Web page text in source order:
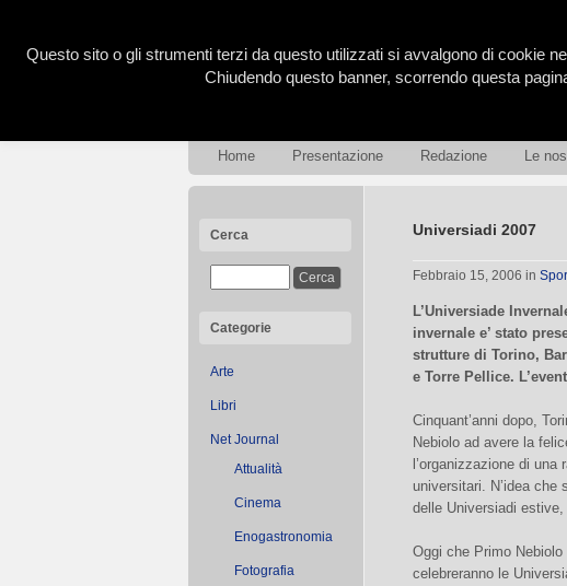
Home Presentazione Redazione Le
Cerca
Categorie
Arte
Libri
Net Journal
Attualità
Cinema
Enogastronomia
Fotografia
Universiadi 2007
Febbraio 15, 2006 in
L’Universiade
invernale e’ stato
strutture di Torino,
e Torre Pellice.
Cinquant’anni dopo,
Nebiolo ad avere la
l’organizzazione di
universitari. N’idea
delle Universiadi
Oggi che Primo
celebreranno le
Questo sito o gli strumenti terzi da questo utilizzati si avvalgono di cookie
Chiudendo questo banner, scorrendo questa